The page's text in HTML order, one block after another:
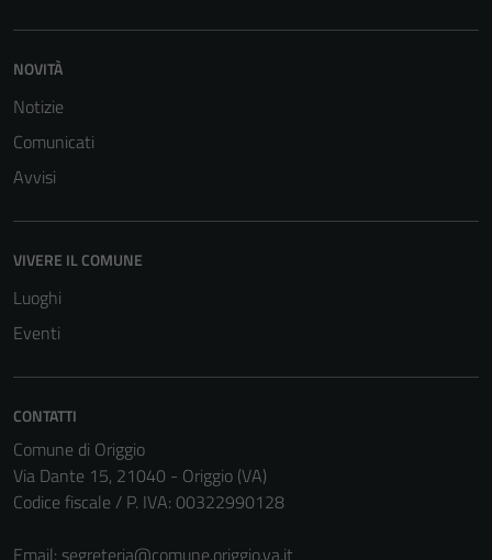
NOVITÀ
Notizie
Comunicati
Avvisi
VIVERE IL COMUNE
Luoghi
Eventi
CONTATTI
Comune di Origgio
Via Dante 15, 21040 - Origgio (VA)
Codice fiscale / P. IVA: 00322990128
Email: segreteria@comune.origgio.va.it